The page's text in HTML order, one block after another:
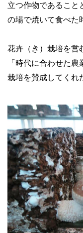
立つ作物であること
の場で焼いて食べた
花卉（き）栽培を営
「時代に合わせた
栽培を賛成してくれ